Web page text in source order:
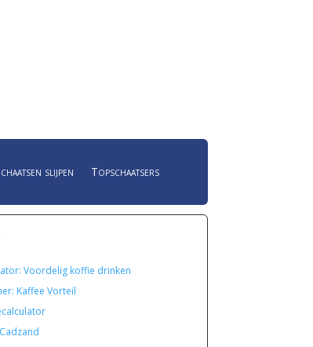
slijpen Topschaatsers
Voordelig koffie drinken
Kaffee Vorteil